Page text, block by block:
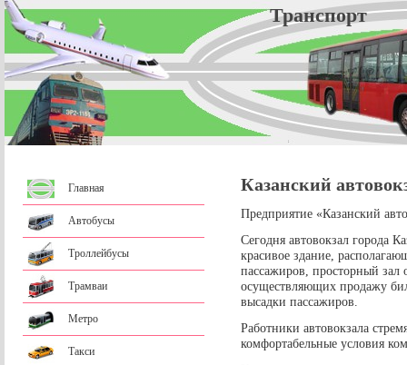
Главная
Автобусы
Троллейбусы
Трамваи
Метро
Такси
Казанский
Предприятие «Казанский
Сегодня автовокзал города
красивое здание,
пассажиров, просторный
осуществляющих продажу
высадки пассажиров.
Работники автовокзала
комфортабельные условия